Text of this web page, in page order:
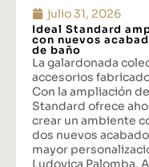
julio 31, 2026
Ideal Standard
con nuevos
de baño
La galardonada
accesorios
Con la ampliación
Standard ofrece
crear un ambiente
dos nuevos
mayor
Ludovica Palomba,